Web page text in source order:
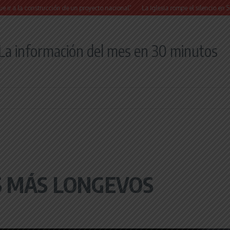
de un proyecto nacional” La Iglesia rompe el silencio en San
información del mes en 30 minutos
LONGEVOS